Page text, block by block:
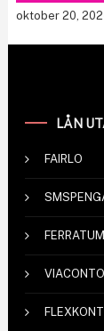
oktober 20,
LÅN
FAIRLO
FERRATUM
VIACONTO